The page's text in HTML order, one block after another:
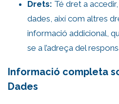
Drets: Té dret a
dades, així com altres
informació addicional,
se a l’adreça del
Informació completa
Dades